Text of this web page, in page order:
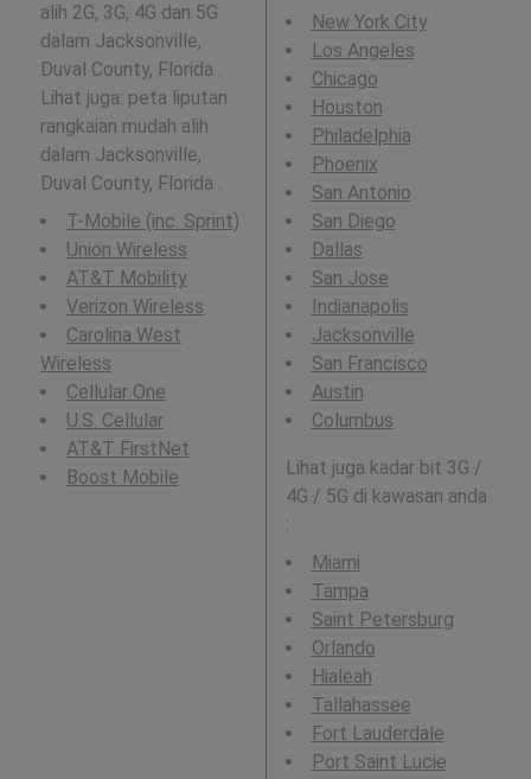
alih 2G, 3G, 4G dan 5G
dalam Jacksonville,
Duval County, Florida .
Lihat juga: peta liputan
rangkaian mudah alih
dalam Jacksonville,
Duval County, Florida .
T-Mobile (inc. Sprint)
Union Wireless
AT&T Mobility
Verizon Wireless
Carolina West
Wireless
Cellular One
U.S. Cellular
AT&T FirstNet
Boost Mobile
New York City
Los Angeles
Chicago
Houston
Philadelphia
Phoenix
San Antonio
San Diego
Dallas
San Jose
Indianapolis
Jacksonville
San Francisco
Austin
Columbus
Lihat juga kadar bit 3G /
4G / 5G di kawasan anda
:
Miami
Tampa
Saint Petersburg
Orlando
Hialeah
Tallahassee
Fort Lauderdale
Port Saint Lucie